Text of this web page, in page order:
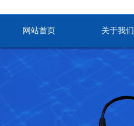
网站首页 关于我们